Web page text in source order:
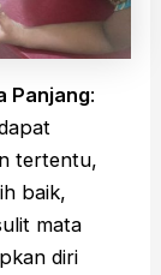
Panjang:
tertentu,
baik,
mata
diri